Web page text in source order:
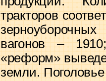
тракторов
вагонов –
«реформ»
земли. Поголовье